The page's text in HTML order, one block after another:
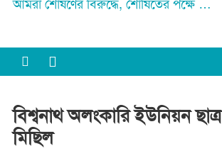
আমরা শোষণের বিরুদ্ধে, শোষিতের পক্ষে …
বিশ্বনাথ অলংকারি ইউনিয়ন
মিছিল